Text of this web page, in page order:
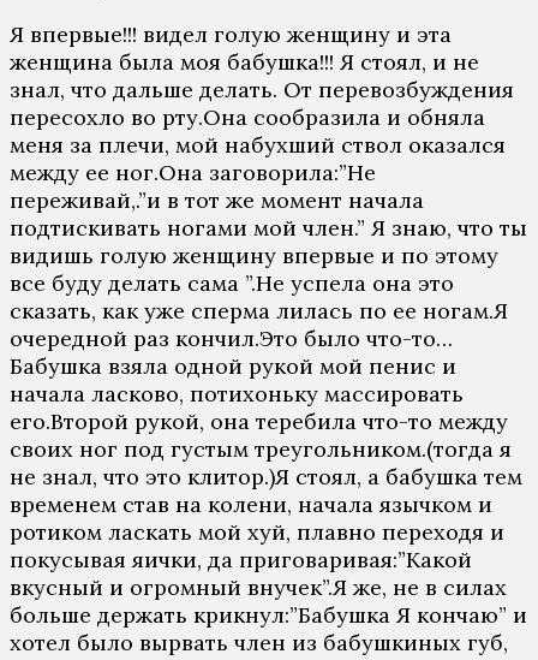
Я впервые!!! видел голую женщину и эта
женщина была моя бабушка!!! Я стоял, и не
знал, что дальше делать. От перевозбуждения
пересохло во рту.Она сообразила и обняла
меня за плечи, мой набухший ствол оказался
между ее ног.Она заговорила:”Не
переживай,.”и в тот же момент начала
подтискивать ногами мой член.” Я знаю, что ты
видишь голую женщину впервые и по этому
все буду делать сама ”.Не успела она это
сказать, как уже сперма лилась по ее ногам.Я
очередной раз кончил.Это было что-то…
Бабушка взяла одной рукой мой пенис и
начала ласково, потихоньку массировать
его.Второй рукой, она теребила что-то между
своих ног под густым треугольником.(тогда я
не знал, что это клитор.)Я стоял, а бабушка тем
временем став на колени, начала язычком и
ротиком ласкать мой хуй, плавно переходя и
покусывая яички, да приговаривая:”Какой
вкусный и огромный внучек”.Я же, не в силах
больше держать крикнул:”Бабушка Я кончаю” и
хотел было вырвать член из бабушкиных губ,